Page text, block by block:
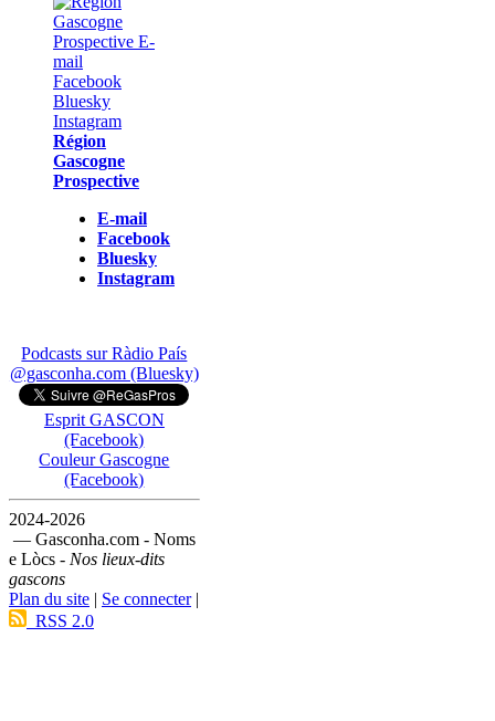
Région
Gascogne
Prospective
E-mail
Facebook
Bluesky
Instagram
Podcasts sur Ràdio País
@gasconha.com (Bluesky)
Esprit GASCON
(Facebook)
Couleur Gascogne
(Facebook)
2024-2026
— Gasconha.com - Noms
e Lòcs - Nos lieux-dits
gascons
Plan du site | Se connecter|
RSS 2.0